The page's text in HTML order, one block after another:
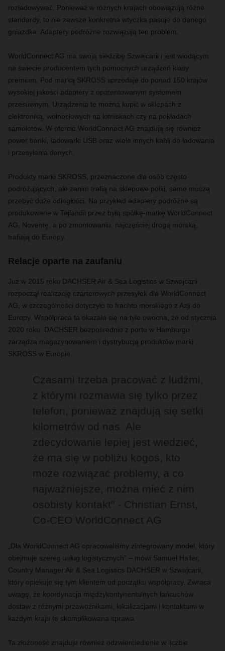
rozładowywać. Ponieważ w różnych krajach obowiązują różne
standardy, to nie zawsze konkretna wtyczka pasuje do danego
gniazdka. Adaptery podróżne rozwiązują ten problem.
WorldConnect AG ma swoją siedzibę Szwajcarii i jest wiodącym
na świecie producentem tych pomocnych urządzeń klasy
premium. Pod marką SKROSS sprzedaje do ponad 150 krajów
wysokiej jakości adaptery z opatentowanym systemem
przesuwnym. Urządzenia te można kupić w sklepach z
elektroniką, wolnocłowych na lotniskach czy na pokładach
samolotów. W ofercie WorldConnect AG znajdują się również
power banki, ładowarki USB oraz wiele innych kabli do ładowania
i przesyłania danych.
Produkty marki SKROSS, przeznaczone dla osób często
podróżujących, ale zanim trafią na sklepowe półki, same muszą
przebyć duże odległości. Na przykład adaptery podróżne są
produkowane w Tajlandii przez byłą spółkę-matkę WorldConnect
AG, Noventę, a po zmontowaniu, najczęściej drogą morską,
trafiają do Europy.
Relacje oparte na zaufaniu
Już w 2015 roku DACHSER Air & Sea Logistics w Szwajcarii
rozpoczął realizację czarterowych przesyłek dla WorldConnect
AG, w szczególności dotyczyło to frachtu morskiego z Azji do
Europy. Współpraca ta okazała się na tyle owocna, że od stycznia
2020 roku DACHSER bezpośrednio z portu w Hamburgu
zarządza magazynowaniem i dystrybucją produktów marki
SKROSS w Europie.
Czasami trzeba pracować z ludźmi,
z którymi rozmawia się tylko przez
telefon, ponieważ znajdują się setki
kilometrów od nas. Ale
zdecydowanie lepiej jest wiedzieć,
że ma się w pobliżu kogoś, kto
może rozwiązać problemy, a co
najważniejsze, można mieć z nim
osobisty kontakt" - Christian Ernst,
Co-CEO WorldConnect AG
„Dla WorldConnect AG opracowaliśmy zintegrowany model, który
obejmuje szereg usług logistycznych” – mówi Samuel Haller,
Country Manager Air & Sea Logistics DACHSER w Szwajcarii,
który opiekuje się tym klientem od początku współpracy. Zwraca
uwagę, że koordynacja międzykontynentalnych łańcuchów
dostaw z różnymi przewoźnikami, lokalizacjami i kontaktami w
każdym kraju to skomplikowana sprawa.
Ta złożoność znajduje również odzwierciedlenie w liczbie